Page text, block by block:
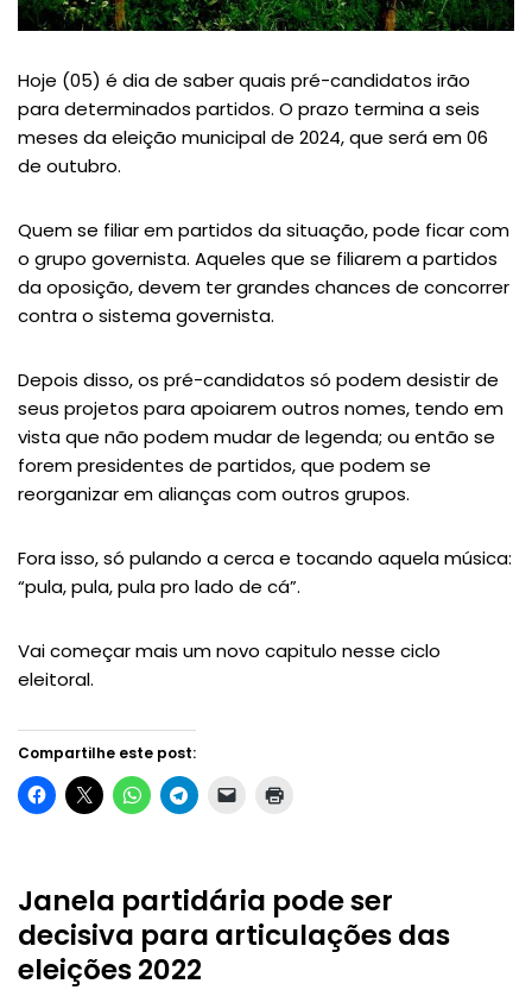
Hoje (05) é dia de saber quais pré-candidatos irão
para determinados partidos. O prazo termina a seis
meses da eleição municipal de 2024, que será em 06
de outubro.
Quem se filiar em partidos da situação, pode ficar com
o grupo governista. Aqueles que se filiarem a partidos
da oposição, devem ter grandes chances de concorrer
contra o sistema governista.
Depois disso, os pré-candidatos só podem desistir de
seus projetos para apoiarem outros nomes, tendo em
vista que não podem mudar de legenda; ou então se
forem presidentes de partidos, que podem se
reorganizar em alianças com outros grupos.
Fora isso, só pulando a cerca e tocando aquela música:
“pula, pula, pula pro lado de cá”.
Vai começar mais um novo capitulo nesse ciclo
eleitoral.
Compartilhe este post:
Janela partidária pode ser
decisiva para articulações das
eleições 2022